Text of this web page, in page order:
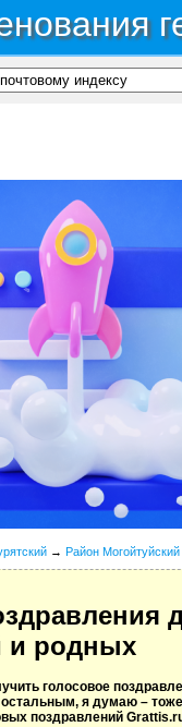
→ Район Могойтуйский
и родных
голосовое
я думаю –
поздравлений